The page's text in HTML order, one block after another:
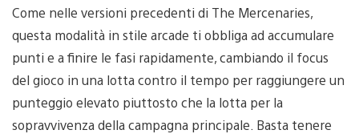
Come nelle versioni precedenti di The Mercenaries,
questa modalità in stile arcade ti obbliga ad accumulare
punti e a finire le fasi rapidamente, cambiando il focus
del gioco in una lotta contro il tempo per raggiungere un
punteggio elevato piuttosto che la lotta per la
sopravvivenza della campagna principale. Basta tenere